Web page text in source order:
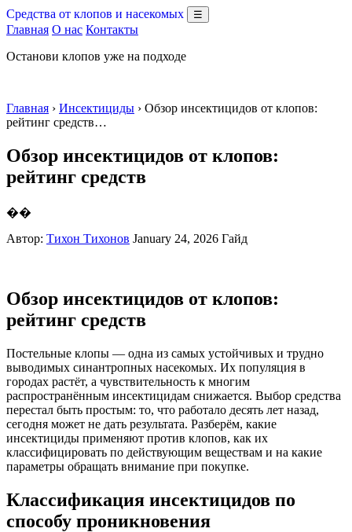
Средства от клопов и насекомых ☰
Главная О нас Контакты
Останови клопов уже на подходе
Главная › Инсектициды › Обзор инсектицидов от клопов:
рейтинг средств…
Обзор инсектицидов от клопов:
рейтинг средств
��
Автор: Тихон Тихонов January 24, 2026 Гайд
Обзор инсектицидов от клопов:
рейтинг средств
Постельные клопы — одна из самых устойчивых и трудно
выводимых синантропных насекомых. Их популяция в
городах растёт, а чувствительность к многим
распространённым инсектицидам снижается. Выбор средства
перестал быть простым: то, что работало десять лет назад,
сегодня может не дать результата. Разберём, какие
инсектициды применяют против клопов, как их
классифицировать по действующим веществам и на какие
параметры обращать внимание при покупке.
Классификация инсектицидов по
способу проникновения